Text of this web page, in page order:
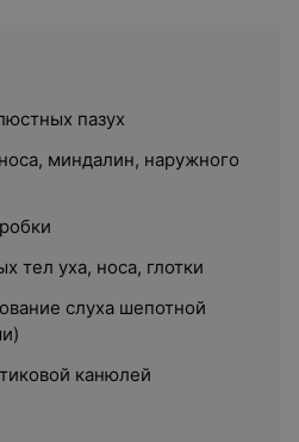
пазух
миндалин, наружного
тел уха, носа, глотки
слуха шепотной
канюлей